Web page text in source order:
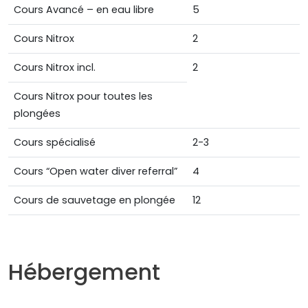
Cours Avancé – en eau libre 5
Cours Nitrox 2
Cours Nitrox incl. 2
Cours Nitrox pour toutes les
plongées
Cours spécialisé 2-3
Cours “Open water diver referral” 4
Cours de sauvetage en plongée 12
Hébergement